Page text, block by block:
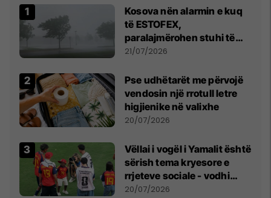
Kosova nën alarmin e kuq
të ESTOFEX,
paralajmërohen stuhi të
fuqishme me breshër dhe
21/07/2026
Pse udhëtarët me përvojë
vendosin një rrotull letre
higjienike në valixhe
20/07/2026
Vëllai i vogël i Yamalit është
sërish tema kryesore e
rrjeteve sociale - vodhi
vëmendjen pas finales së
20/07/2026